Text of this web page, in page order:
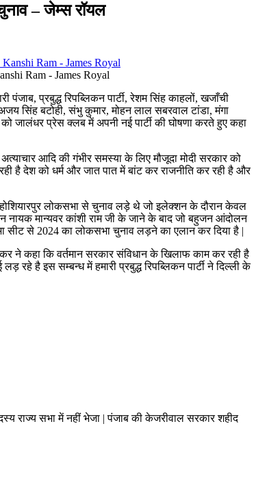
– जेम्स रॉयल
Ram - James Royal
प्रबुद्ध रिपब्लिकन पार्टी, रेशम सिंह काहलों, खजाँची
सिंह बटोही, संभु कुमार, मोहन लाल सबरवाल टांडा, मंगा
जालंधर प्रेस क्लब में अपनी नई पार्टी की घोषणा करते हुए कहा
आदि की गंभीर समस्या के लिए मौजूदा मोदी सरकार को
है देश को धर्म और जात पात में बांट कर राजनीति कर रही है और
होशियारपुर लोकसभा से चुनाव लड़े थे जो इलेक्शन के दौरान केवल
नायक मान्यवर कांशी राम जी के जाने के बाद जो बहुजन आंदोलन
से 2024 का लोकसभा चुनाव लड़ने का एलान कर दिया है |
ने कहा कि वर्तमान सरकार संविधान के खिलाफ काम कर रही है
है इस सम्बन्ध में हमारी प्रबुद्ध रिपब्लिकन पार्टी ने दिल्ली के
राज्य सभा में नहीं भेजा | पंजाब की केजरीवाल सरकार शहीद